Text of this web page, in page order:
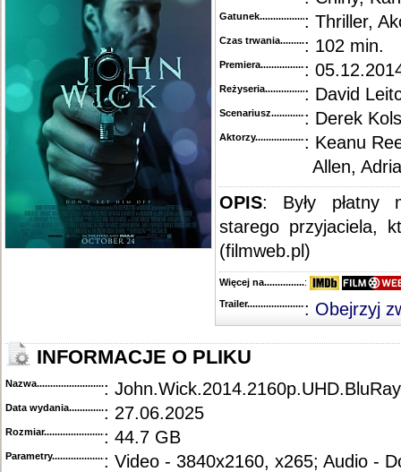
Gatunek...........................................
: Thriller,
Czas trwania......................................
: 102 min.
Premiera..........................................
:
Reżyseria........................................
: David
Scenariusz........................................
: Derek
Aktorzy...........................................
: Keanu
Allen,
OPIS: Były płatny
starego przyjaciela,
(filmweb.pl)
Więcej na........................................
:
Trailer...........................................
: Obejrzyj
INFORMACJE O PLIKU
Nazwa.............................................
:
Data wydania......................................
: 27.06.2025
Rozmiar...........................................
: 44.7 GB
Parametry.........................................: Video - 3840x2160, x265; Audio -